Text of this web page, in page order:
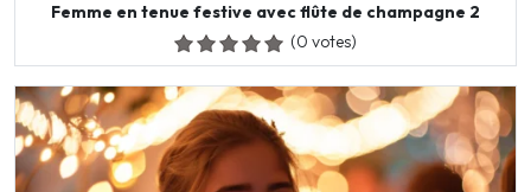
Femme en tenue festive avec flûte de champagne 2
(0 votes)